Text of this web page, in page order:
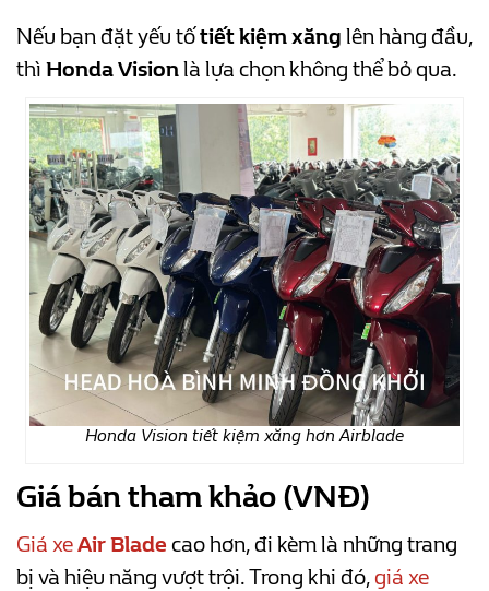
Nếu bạn đặt yếu tốtiết kiệm xăng lên hàng đầu,
thì Honda Visionlà lựa chọn không thể bỏ qua.
Honda Vision tiết kiệm xăng hơn Airblade
Giá bán tham khảo (VNĐ)
Giá xeAir Blade cao hơn, đi kèm là những trang
bị và hiệu năng vượt trội. Trong khi đó,giá xe